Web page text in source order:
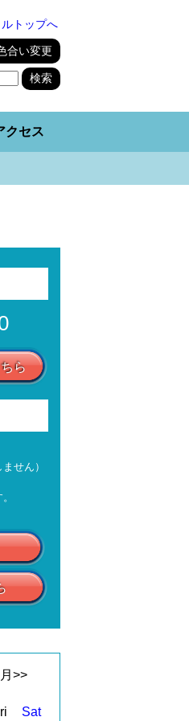
トップへ
合い変更
クセス
ら
せん）
>>
Sat